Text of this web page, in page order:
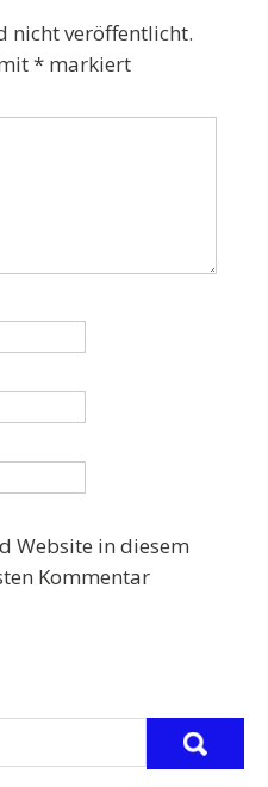
nicht veröffentlicht.
* markiert
Website in diesem
Kommentar